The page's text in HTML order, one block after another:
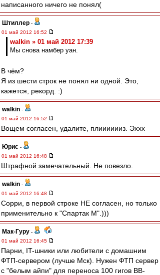
написанного ничего не понял(
Штиллер -
01 май 2012 16:52
walkin » 01 май 2012 17:39
Мы снова намбер уан.
В чём?
Я из шести строк не понял ни одной. Это,
кажется, рекорд. :)
walkin -
01 май 2012 16:52
Вощем согласен, удалите, плииииииз. Эххх
Юрис -
01 май 2012 16:48
Штрафной замечательный. Не повезло.
walkin -
01 май 2012 16:48
Сорри, в первой строке НЕ согласен, но только
применительно к "Спартак М".)))
Мак-Гуру -
01 май 2012 16:45
Парни, IT-шники или любители с домашним
ФТП-сервером (лучше Мск). Нужен ФТП сервер
с "белым айпи" для переноса 100 гигов ВВ-